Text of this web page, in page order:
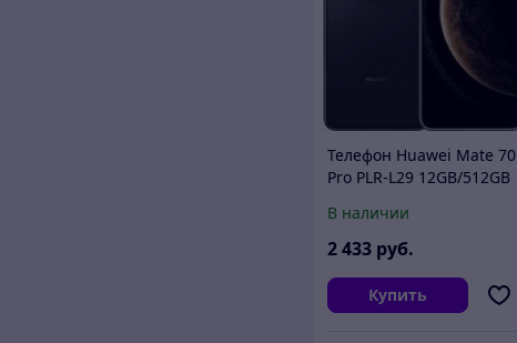
Телефон Huawei Mate 70
Pro PLR-L29 12GB/512GB
В наличии
2 433 руб.
Купить